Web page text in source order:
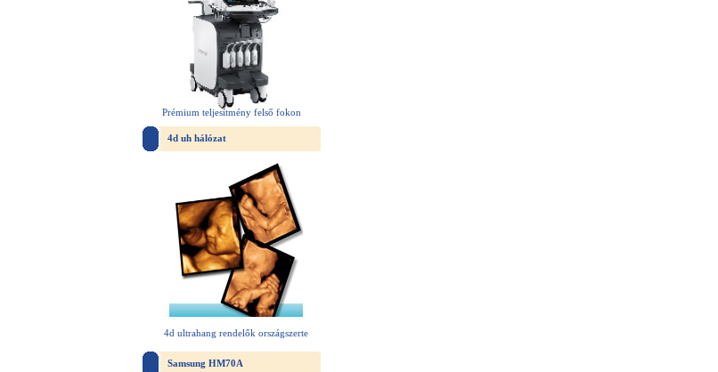
Prémium teljesítmény felső fokon
4d uh hálózat
4d ultrahang rendelők országszerte
Samsung HM70A